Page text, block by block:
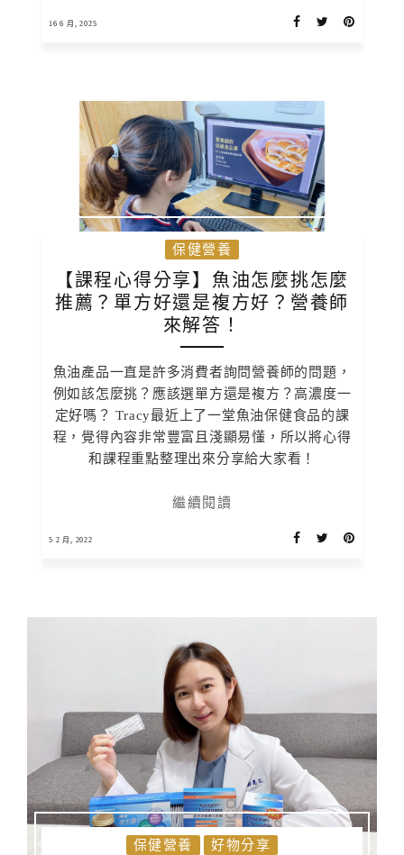
16 6 月, 2025
保健營養
【課程心得分享】魚油怎麼挑怎麼
推薦？單方好還是複方好？營養師
來解答！
魚油產品一直是許多消費者詢問營養師的問題，
例如該怎麼挑？應該選單方還是複方？高濃度一
定好嗎？ Tracy最近上了一堂魚油保健食品的課
程，覺得內容非常豐富且淺顯易懂，所以將心得
和課程重點整理出來分享給大家看！
繼續閱讀
5 2 月, 2022
保健營養 好物分享